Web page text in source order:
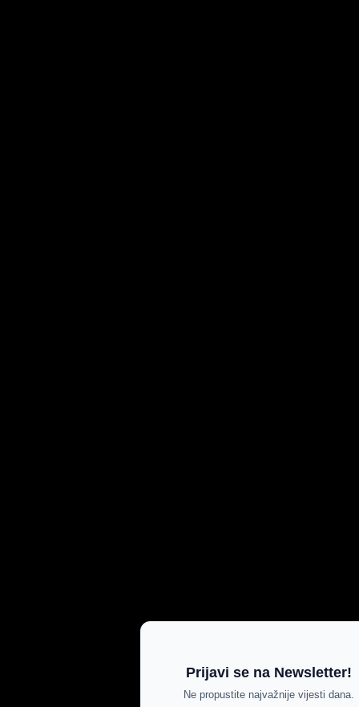
Prijavi se na Newsletter!
Ne propustite najvažnije vijesti dana.